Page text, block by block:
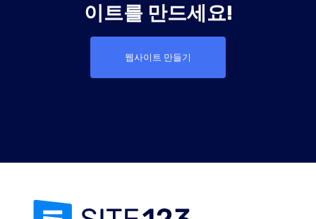
이트를 만드세요!
웹사이트 만들기